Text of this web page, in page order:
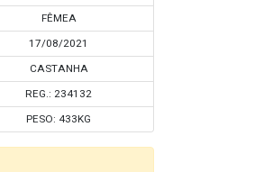
FÊMEA
17/08/2021
CASTANHA
REG.: 234132
PESO: 433KG